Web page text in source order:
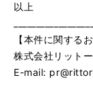
以上
【本件に関する
株式会社リット
E-mail: